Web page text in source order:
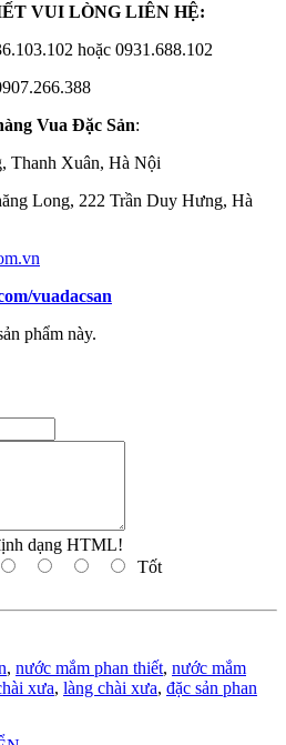
VUI LÒNG LIÊN HỆ:
hoặc 0931.688.102
Vua Đặc Sản:
Thanh Xuân, Hà Nội
Long, 222 Trần Duy Hưng, Hà
vuadacsan
phẩm này.
dạng HTML!
Tốt
, nước mắm phan thiết, nước mắm
xưa, làng chài xưa, đặc sản phan